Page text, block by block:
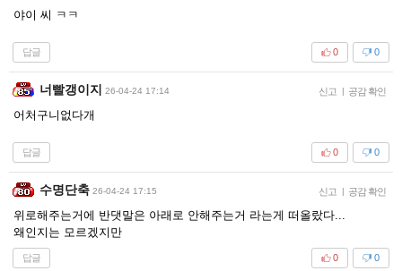
야이 씨 ㅋㅋ
답글 0
0
너빨갱이지 26-04-24 17:14 신고 | 공감 확인
어처구니없다개
답글 0
0
수명단축 26-04-24 17:15 신고 | 공감 확인
위로해주는거에 반댓말은 아래로 안해주는거 라는게 떠올랐다...
왜인지는 모르겠지만
답글 0
0